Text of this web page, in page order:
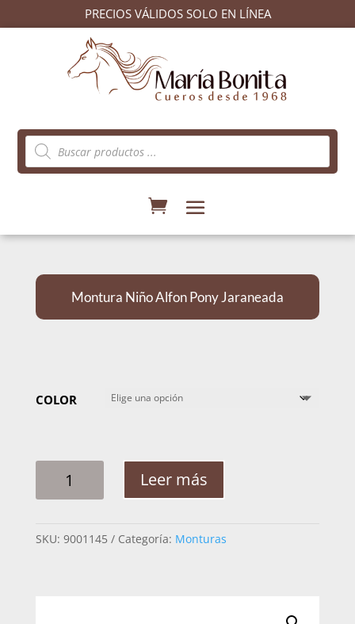
PRECIOS VÁLIDOS SOLO EN LÍNEA
Búsqueda
de
productos
Montura Niño Alfon Pony Jaraneada
COLOR
JARANEADA
Leer más
SKU: 9001145 Categoría: Monturas